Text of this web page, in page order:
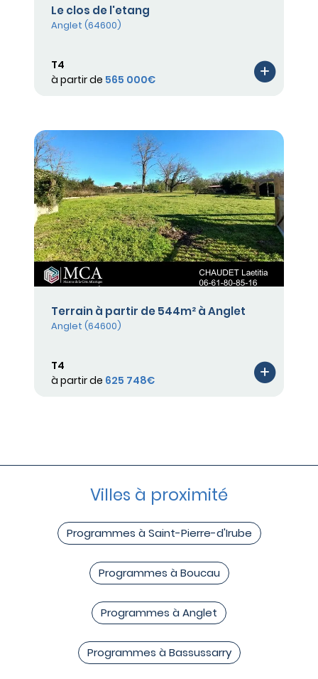
Le clos de l'etang
Anglet (64600)
T4
à partir de 565 000€
Terrain à partir de 544m² à Anglet
Anglet (64600)
T4
à partir de 625 748€
Villes à proximité
Programmes à Saint-Pierre-d'Irube
Programmes à Boucau
Programmes à Anglet
Programmes à Bassussarry